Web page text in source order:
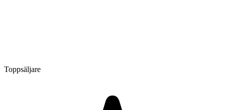
Toppsäljare